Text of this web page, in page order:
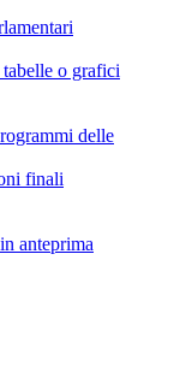
o grafici
delle
finali
anteprima